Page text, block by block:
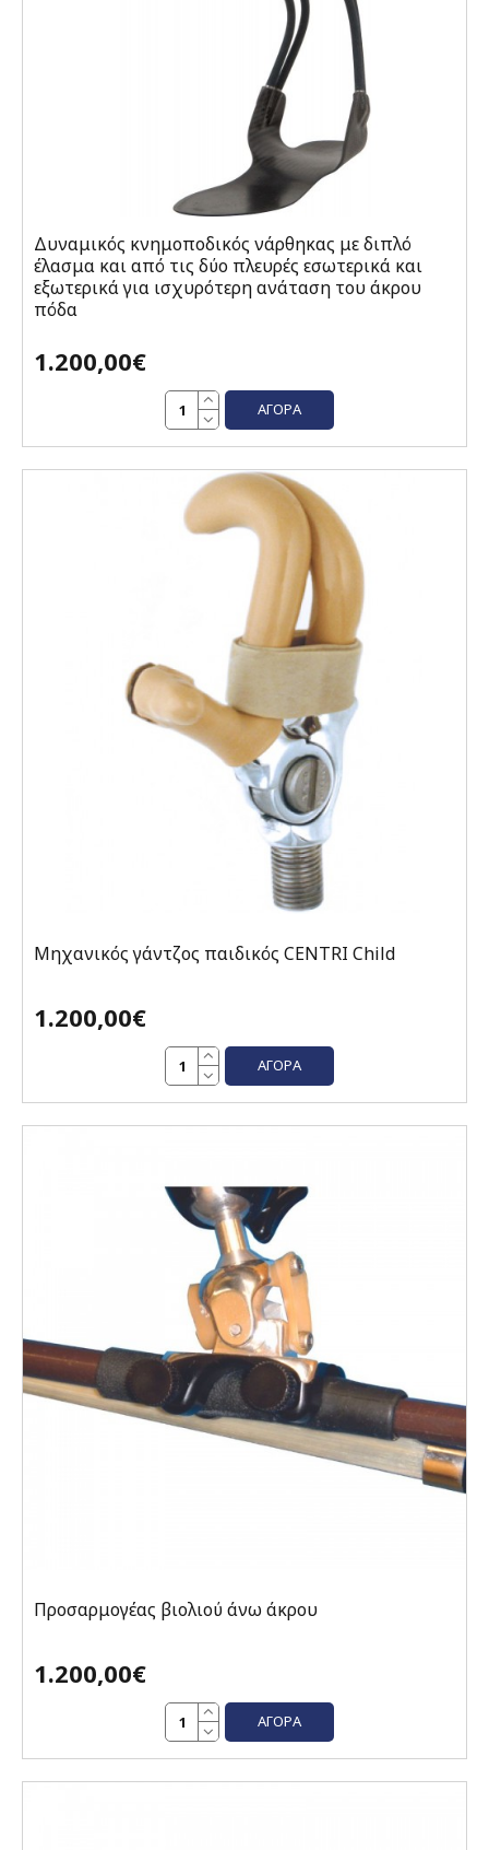
Δυναμικός κνημοποδικός νάρθηκας με διπλό
έλασμα και από τις δύο πλευρές εσωτερικά και
εξωτερικά για ισχυρότερη ανάταση του άκρου
πόδα
1.200,00€
ΑΓΟΡΆ
Μηχανικός γάντζος παιδικός CENTRI Child
1.200,00€
ΑΓΟΡΆ
Προσαρμογέας βιολιού άνω άκρου
1.200,00€
ΑΓΟΡΆ